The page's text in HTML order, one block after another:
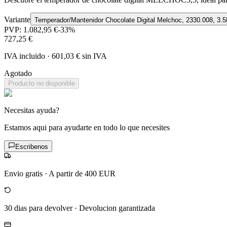
Variante Temperador/Mantenidor Chocolate Digital Melchoc, 2330.008,
PVP: 1.082,95 €-33%
727,25 €
IVA incluido · 601,03 € sin IVA
Agotado
Producto no disponible
Necesitas ayuda?
Estamos aqui para ayudarte en todo lo que necesites
Escribenos
Envio gratis · A partir de 400 EUR
30 dias para devolver· Devolucion garantizada